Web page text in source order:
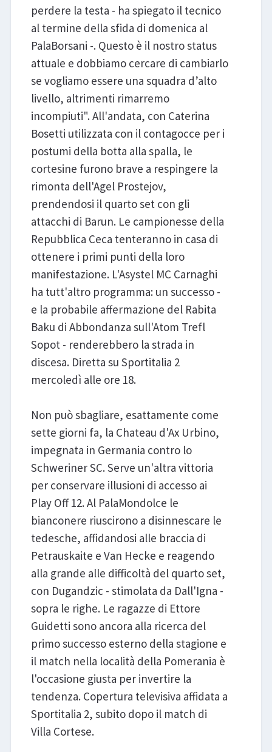
perdere la testa - ha spiegato il tecnico
al termine della sfida di domenica al
PalaBorsani -. Questo è il nostro status
attuale e dobbiamo cercare di cambiarlo
se vogliamo essere una squadra d’alto
livello, altrimenti rimarremo
incompiuti". All'andata, con Caterina
Bosetti utilizzata con il contagocce per i
postumi della botta alla spalla, le
cortesine furono brave a respingere la
rimonta dell'Agel Prostejov,
prendendosi il quarto set con gli
attacchi di Barun. Le campionesse della
Repubblica Ceca tenteranno in casa di
ottenere i primi punti della loro
manifestazione. L'Asystel MC Carnaghi
ha tutt'altro programma: un successo -
e la probabile affermazione del Rabita
Baku di Abbondanza sull'Atom Trefl
Sopot - renderebbero la strada in
discesa. Diretta su Sportitalia 2
mercoledì alle ore 18.
Non può sbagliare, esattamente come
sette giorni fa, la Chateau d'Ax Urbino,
impegnata in Germania contro lo
Schweriner SC. Serve un'altra vittoria
per conservare illusioni di accesso ai
Play Off 12. Al PalaMondolce le
bianconere riuscirono a disinnescare le
tedesche, affidandosi alle braccia di
Petrauskaite e Van Hecke e reagendo
alla grande alle difficoltà del quarto set,
con Dugandzic - stimolata da Dall'Igna -
sopra le righe. Le ragazze di Ettore
Guidetti sono ancora alla ricerca del
primo successo esterno della stagione e
il match nella località della Pomerania è
l'occasione giusta per invertire la
tendenza. Copertura televisiva affidata a
Sportitalia 2, subito dopo il match di
Villa Cortese.